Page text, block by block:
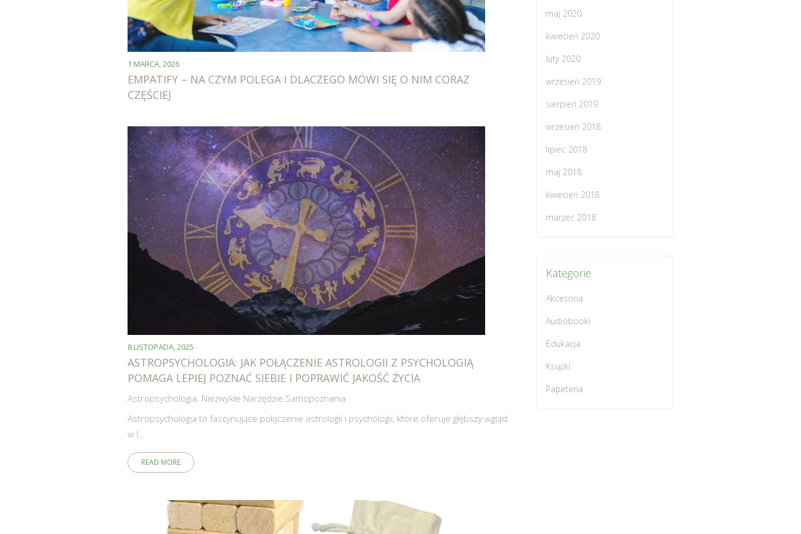
1 MARCA, 2026
EMPATIFY – NA CZYM POLEGA I DLACZEGO MÓWI SIĘ O NIM CORAZ
CZĘŚCIEJ
8 LISTOPADA, 2025
ASTROPSYCHOLOGIA: JAK POŁĄCZENIE ASTROLOGII Z PSYCHOLOGIĄ
POMAGA LEPIEJ POZNAĆ SIEBIE I POPRAWIĆ JAKOŚĆ ŻYCIA
Astropsychologia: Niezwykłe Narzędzie Samopoznania
Astropsychologia to fascynujące połączenie astrologii i psychologii, które oferuje głębszy wgląd
w l…
READ MORE
maj 2020
kwiecień 2020
luty 2020
wrzesień 2019
sierpień 2019
wrzesień 2018
lipiec 2018
maj 2018
kwiecień 2018
marzec 2018
Kategorie
Akcesoria
Audiobooki
Edukacja
Książki
Papeteria